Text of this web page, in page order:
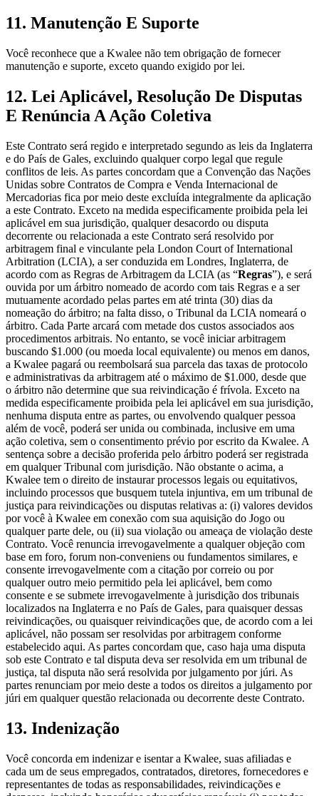
11. Manutenção E Suporte
Você reconhece que a Kwalee não tem obrigação de fornecer
manutenção e suporte, exceto quando exigido por lei.
12. Lei Aplicável, Resolução De Disputas
E Renúncia A Ação Coletiva
Este Contrato será regido e interpretado segundo as leis da Inglaterra
e do País de Gales, excluindo qualquer corpo legal que regule
conflitos de leis. As partes concordam que a Convenção das Nações
Unidas sobre Contratos de Compra e Venda Internacional de
Mercadorias fica por meio deste excluída integralmente da aplicação
a este Contrato. Exceto na medida especificamente proibida pela lei
aplicável em sua jurisdição, qualquer desacordo ou disputa
decorrente ou relacionada a este Contrato será resolvido por
arbitragem final e vinculante pela London Court of International
Arbitration (LCIA), a ser conduzida em Londres, Inglaterra, de
acordo com as Regras de Arbitragem da LCIA (as “Regras”), e será
ouvida por um árbitro nomeado de acordo com tais Regras e a ser
mutuamente acordado pelas partes em até trinta (30) dias da
nomeação do árbitro; na falta disso, o Tribunal da LCIA nomeará o
árbitro. Cada Parte arcará com metade dos custos associados aos
procedimentos arbitrais. No entanto, se você iniciar arbitragem
buscando $1.000 (ou moeda local equivalente) ou menos em danos,
a Kwalee pagará ou reembolsará sua parcela das taxas de protocolo
e administrativas da arbitragem até o máximo de $1.000, desde que
o árbitro não determine que sua reivindicação é frívola. Exceto na
medida especificamente proibida pela lei aplicável em sua jurisdição,
nenhuma disputa entre as partes, ou envolvendo qualquer pessoa
além de você, poderá ser unida ou combinada, inclusive em uma
ação coletiva, sem o consentimento prévio por escrito da Kwalee. A
sentença sobre a decisão proferida pelo árbitro poderá ser registrada
em qualquer Tribunal com jurisdição. Não obstante o acima, a
Kwalee tem o direito de instaurar processos legais ou equitativos,
incluindo processos que busquem tutela injuntiva, em um tribunal de
justiça para reivindicações ou disputas relativas a: (i) valores devidos
por você à Kwalee em conexão com sua aquisição do Jogo ou
qualquer parte dele, ou (ii) sua violação ou ameaça de violação deste
Contrato. Você renuncia irrevogavelmente a qualquer objeção com
base em foro, forum non-conveniens ou fundamentos similares, e
consente irrevogavelmente com a citação por correio ou por
qualquer outro meio permitido pela lei aplicável, bem como
consente e se submete irrevogavelmente à jurisdição dos tribunais
localizados na Inglaterra e no País de Gales, para quaisquer dessas
reivindicações, ou quaisquer reivindicações que, de acordo com a lei
aplicável, não possam ser resolvidas por arbitragem conforme
estabelecido aqui. As partes concordam que, caso haja uma disputa
sob este Contrato e tal disputa deva ser resolvida em um tribunal de
justiça, tal disputa não será resolvida por julgamento por júri. As
partes renunciam por meio deste a todos os direitos a julgamento por
júri em qualquer questão relacionada ou decorrente deste Contrato.
13. Indenização
Você concorda em indenizar e isentar a Kwalee, suas afiliadas e
cada um de seus empregados, contratados, diretores, fornecedores e
representantes de todas as responsabilidades, reivindicações e